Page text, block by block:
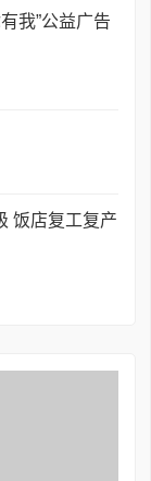
我”公益广告
饭店复工复产